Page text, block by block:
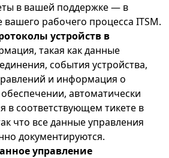
в вашей поддержке — в
вашего рабочего процесса ITSM.
устройств в
такая как данные
события устройства,
и информация о
автоматически
в соответствующем тикете в
что все данные управления
документируются.
управление